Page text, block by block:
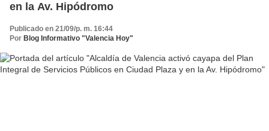
en la Av. Hipódromo
Publicado en 21/09/p. m. 16:44
Por Blog Informativo "Valencia Hoy"